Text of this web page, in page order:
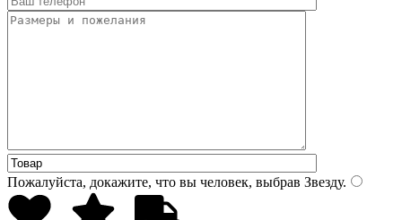
Пожалуйста, докажите, что вы человек, выбрав Звезду.